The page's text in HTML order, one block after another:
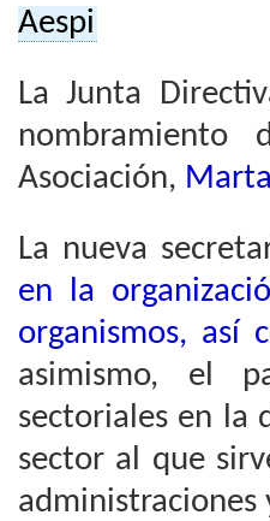
Aespi
La Junta
Asociación,
La nueva
en la
organismos, así
asimismo, el
sectoriales en la
sector al que
administraciones